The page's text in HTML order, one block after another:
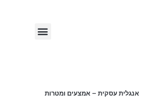
אנגלית עסקית – אמצעים ומטרות